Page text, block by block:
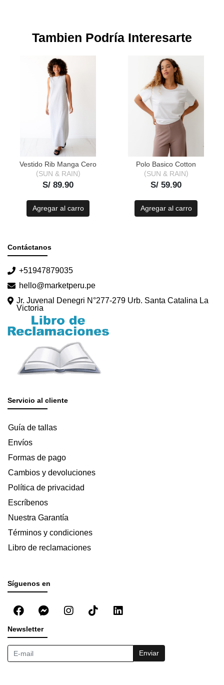
Tambien Podría Interesarte
Vestido Rib Manga Cero
SUN & RAIN
S/ 89.90
Agregar al carro
Polo Basico Cotton
SUN & RAIN
S/ 59.90
Agregar al carro
Contáctanos
+51947879035
hello@marketperu.pe
Jr. Juvenal Denegri N°277-279 Urb. Santa Catalina La
Victoria
Servicio al cliente
Guía de tallas
Envíos
Formas de pago
Cambios y devoluciones
Política de privacidad
Escríbenos
Nuestra Garantía
Términos y condiciones
Libro de reclamaciones
Síguenos en
Newsletter
Enviar